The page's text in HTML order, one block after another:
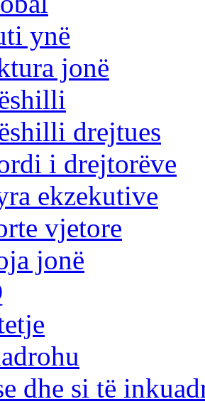
ynë
jonë
drejtues
i drejtorëve
ekzekutive
vjetore
jonë
dhe si të